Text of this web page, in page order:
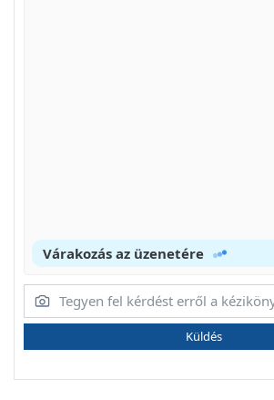
Várakozás az üzenetére
Küldés